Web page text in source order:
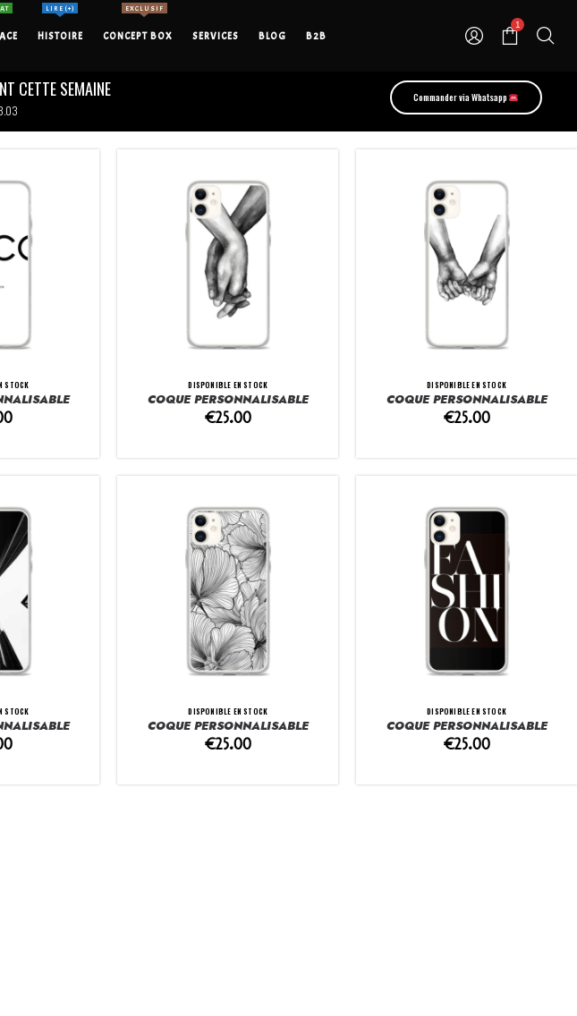
HISTOIRE
LIRE (+)
CONCEPT BOX
EXCLUSIF
SERVICES BLOG B2B
1
CETTE SEMAINE Commander via Whatsapp
STOCK DISPONIBLE EN STOCK
COQUE PERSONNALISABLE
€25.00
DISPONIBLE EN STOCK
COQUE PERSONNALISABLE
€25.00
STOCK DISPONIBLE EN STOCK
COQUE PERSONNALISABLE
€25.00
DISPONIBLE EN STOCK
COQUE PERSONNALISABLE
€25.00